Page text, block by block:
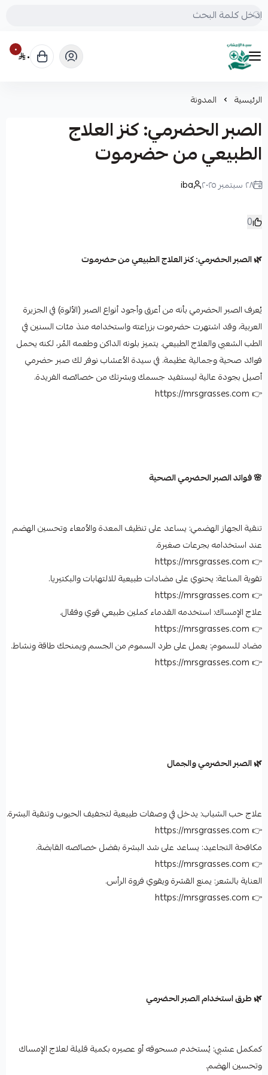
mrs.grasses
٠ ٠
الرئيسية المدونة
الصبر الحضرمي: كنز العلاج
الطبيعي من حضرموت
٢٨ سبتمبر ٢٠٢٥ iba
0
🌿 الصبر الحضرمي: كنز العلاج الطبيعي من حضرموت
يُعرف الصبر الحضرمي بأنه من أعرق وأجود أنواع الصبر (الألوة) في الجزيرة
العربية، وقد اشتهرت حضرموت بزراعته واستخدامه منذ مئات السنين في
الطب الشعبي والعلاج الطبيعي. يتميز بلونه الداكن وطعمه المُر، لكنه يحمل
فوائد صحية وجمالية عظيمة. في سيدة الأعشاب نوفر لك صبر حضرمي
أصيل بجودة عالية ليستفيد جسمك وبشرتك من خصائصه الفريدة.
👉 https://mrsgrasses.com
🌸 فوائد الصبر الحضرمي الصحية
تنقية الجهاز الهضمي: يساعد على تنظيف المعدة والأمعاء وتحسين الهضم
عند استخدامه بجرعات صغيرة.
👉 https://mrsgrasses.com
تقوية المناعة: يحتوي على مضادات طبيعية للالتهابات والبكتيريا.
👉 https://mrsgrasses.com
علاج الإمساك: استخدمه القدماء كملين طبيعي قوي وفعّال.
👉 https://mrsgrasses.com
مضاد للسموم: يعمل على طرد السموم من الجسم ويمنحك طاقة ونشاط.
👉 https://mrsgrasses.com
🌿 الصبر الحضرمي والجمال
علاج حب الشباب: يدخل في وصفات طبيعية لتجفيف الحبوب وتنقية البشرة.
👉 https://mrsgrasses.com
مكافحة التجاعيد: يساعد على شد البشرة بفضل خصائصه القابضة.
👉 https://mrsgrasses.com
العناية بالشعر: يمنع القشرة ويقوي فروة الرأس.
👉 https://mrsgrasses.com
🌿 طرق استخدام الصبر الحضرمي
كمكمل عشبي: يُستخدم مسحوقه أو عصيره بكمية قليلة لعلاج الإمساك
وتحسين الهضم.